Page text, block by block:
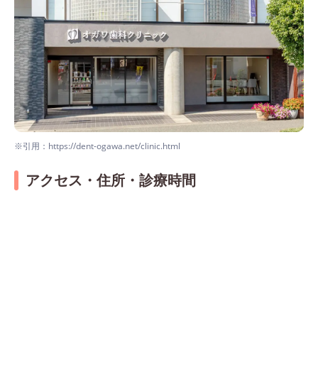
※引用：https://dent-ogawa.net/clinic.html
アクセス・住所・診療時間